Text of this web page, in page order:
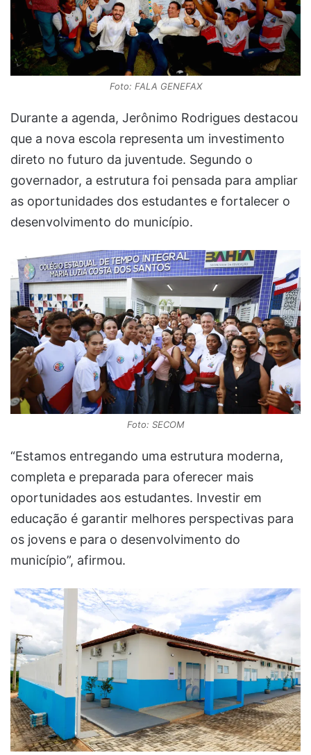
Foto: FALA GENEFAX
Durante a agenda, Jerônimo Rodrigues destacou
que a nova escola representa um investimento
direto no futuro da juventude. Segundo o
governador, a estrutura foi pensada para ampliar
as oportunidades dos estudantes e fortalecer o
desenvolvimento do município.
Foto: SECOM
“Estamos entregando uma estrutura moderna,
completa e preparada para oferecer mais
oportunidades aos estudantes. Investir em
educação é garantir melhores perspectivas para
os jovens e para o desenvolvimento do
município”, afirmou.